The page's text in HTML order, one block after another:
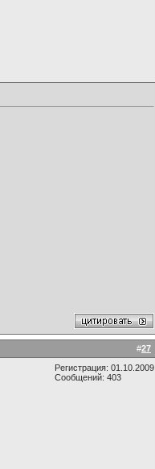
#27
Регистрация: 01.10.2009
Сообщений: 403